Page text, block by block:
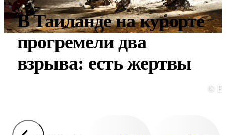
В Таиланде на курорте
прогремели два
взрыва: есть жертвы
©